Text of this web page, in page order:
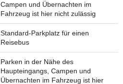
Campen und Übernachten im
Fahrzeug ist hier nicht zulässig
Standard-Parkplatz für einen
Reisebus
Parken in der Nähe des
Haupteingangs, Campen und
Übernachten im Fahrzeug ist hier